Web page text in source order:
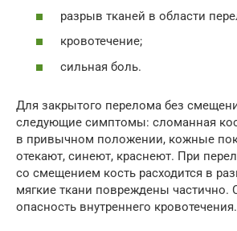
разрыв тканей в области
кровотечение;
сильная боль.
Для закрытого перелома без
следующие симптомы: сломанная
в привычном положении, кожные
отекают, синеют, краснеют. При
со смещением кость расходится в
мягкие ткани повреждены частично.
опасность внутреннего кровотечения.